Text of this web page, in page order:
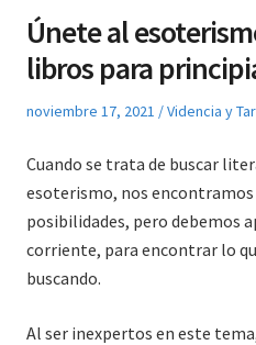
Únete al
libros para
Posted
noviembre 17, 2021
Posted
Videncia y
Cuando se trata de buscar
esoterismo, nos
posibilidades, pero debemos
corriente, para encontrar lo
buscando.
Al ser inexpertos en este